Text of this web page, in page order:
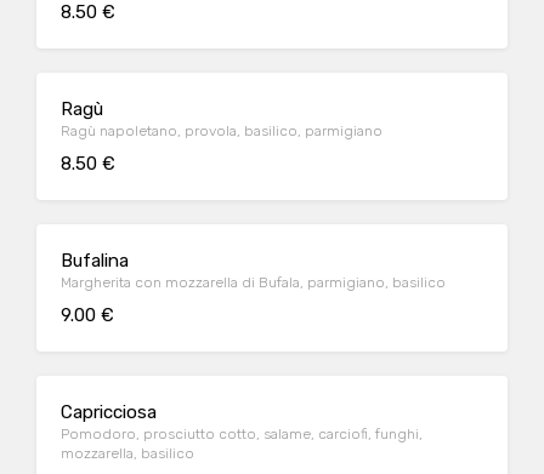
8.50 €
Ragù
Ragù napoletano, provola, basilico, parmigiano
8.50 €
Bufalina
Margherita con mozzarella di Bufala, parmigiano, basilico
9.00 €
Capricciosa
Pomodoro, prosciutto cotto, salame, carciofi, funghi,
mozzarella, basilico